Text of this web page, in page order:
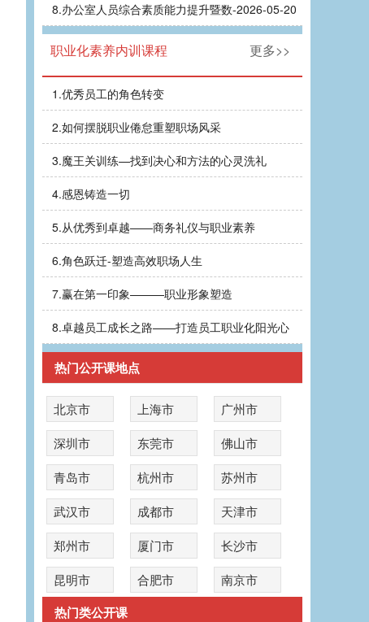
8.办公室人员综合素质能力提升暨数-2026-05-20
职业化素养内训课程 更多>>
1.优秀员工的角色转变
2.如何摆脱职业倦怠重塑职场风采
3.魔王关训练—找到决心和方法的心灵洗礼
4.感恩铸造一切
5.从优秀到卓越——商务礼仪与职业素养
6.角色跃迁-塑造高效职场人生
7.赢在第一印象———职业形象塑造
8.卓越员工成长之路——打造员工职业化阳光心
热门公开课地点
北京市 上海市
广州市
深圳市
东莞市
佛山市
青岛市
杭州市
苏州市
武汉市
成都市
天津市
郑州市
厦门市
长沙市
昆明市
合肥市 南京市
热门类公开课